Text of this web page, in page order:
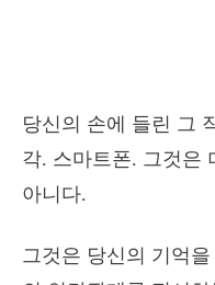
당신의 손에 들린 그
각. 스마트폰. 그것은
아니다.
그것은 당신의 기억